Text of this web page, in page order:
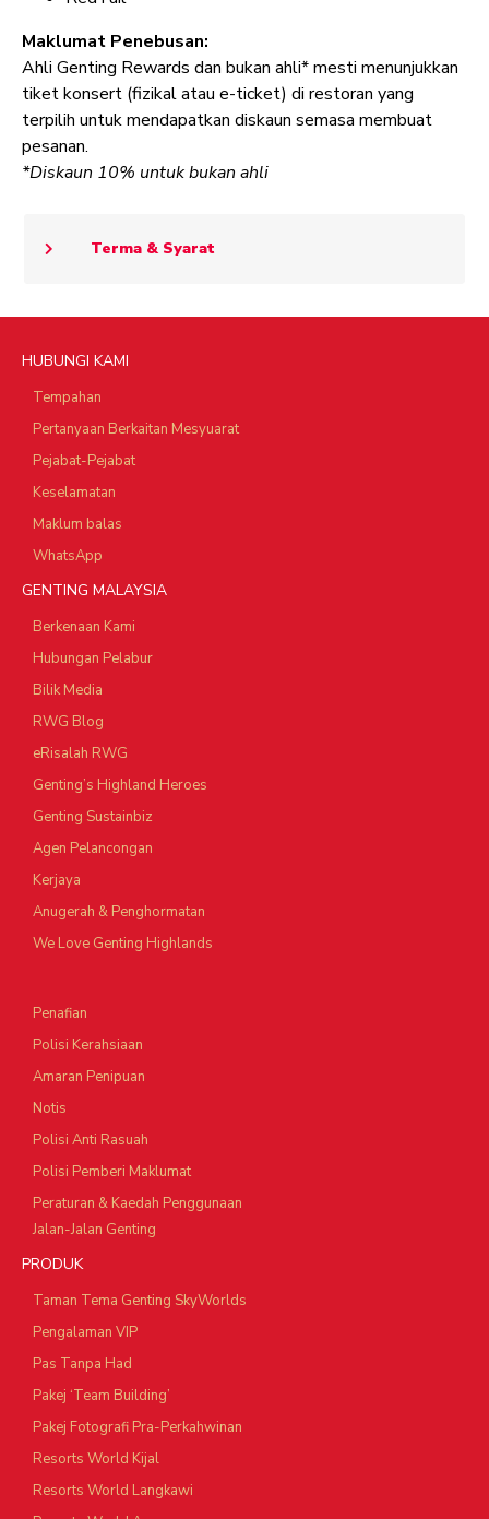
Maklumat Penebusan:
Ahli Genting Rewards dan bukan ahli* mesti menunjukkan
tiket konsert (fizikal atau e-ticket) di restoran yang
terpilih untuk mendapatkan diskaun semasa membuat
pesanan.
*Diskaun 10% untuk bukan ahli
Terma & Syarat
HUBUNGI KAMI
Tempahan
Pertanyaan Berkaitan Mesyuarat
Pejabat-Pejabat
Keselamatan
Maklum balas
WhatsApp
GENTING MALAYSIA
Berkenaan Kami
Hubungan Pelabur
Bilik Media
RWG Blog
eRisalah RWG
Genting’s Highland Heroes
Genting Sustainbiz
Agen Pelancongan
Kerjaya
Anugerah & Penghormatan
We Love Genting Highlands
Penafian
Polisi Kerahsiaan
Amaran Penipuan
Notis
Polisi Anti Rasuah
Polisi Pemberi Maklumat
Peraturan & Kaedah Penggunaan
Jalan-Jalan Genting
PRODUK
Taman Tema Genting SkyWorlds
Pengalaman VIP
Pas Tanpa Had
Pakej ‘Team Building’
Pakej Fotografi Pra-Perkahwinan
Resorts World Kijal
Resorts World Langkawi